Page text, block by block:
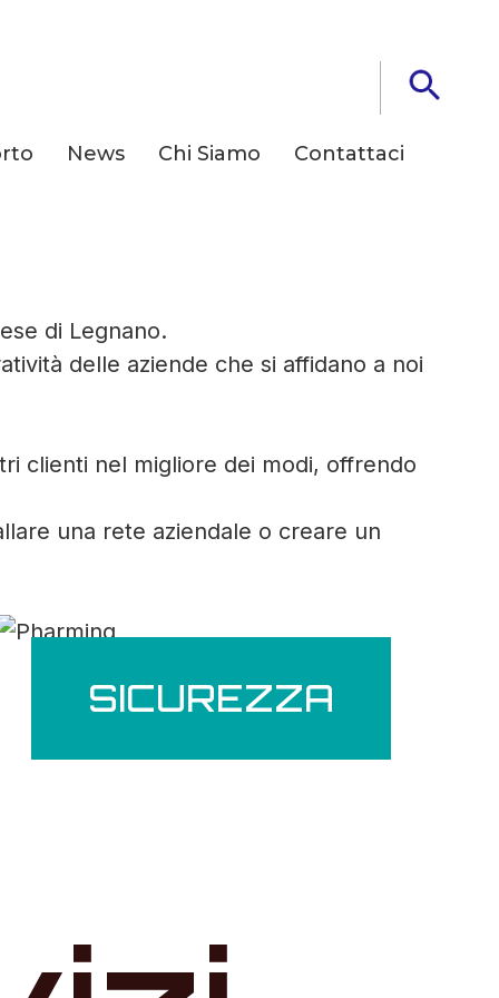
News Chi Siamo Contattaci
di Legnano.
delle aziende che si affidano a noi
clienti nel migliore dei modi, offrendo
una rete aziendale o creare un
SICUREZZA